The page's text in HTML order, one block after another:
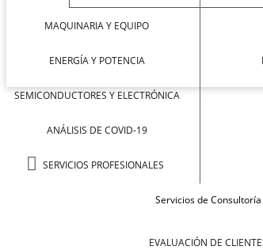
MAQUINARIA Y EQUIPO
ENERGÍA Y POTENCIA
SEMICONDUCTORES Y ELECTRÓNICA
ANÁLISIS DE COVID-19
SERVICIOS PROFESIONALES
Servicios de Consultoría
EVALUACIÓN DE